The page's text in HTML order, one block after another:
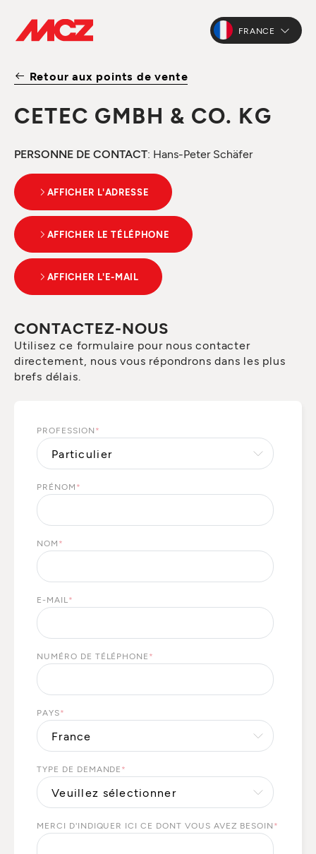
FRANCE
Retour aux points de vente
CETEC GMBH & CO. KG
PERSONNE DE CONTACT: Hans-Peter Schäfer
AFFICHER L'ADRESSE
AFFICHER LE TÉLÉPHONE
AFFICHER L'E-MAIL
CONTACTEZ-NOUS
Utilisez ce formulaire pour nous contacter
directement, nous vous répondrons dans les plus
brefs délais.
PROFESSION *
PRÉNOM *
NOM *
E-MAIL *
NUMÉRO DE TÉLÉPHONE *
PAYS*
TYPE DE DEMANDE *
MERCI D'INDIQUER ICI CE DONT VOUS AVEZ BESOIN *